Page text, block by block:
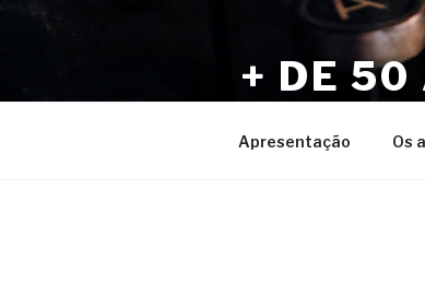
Pular
+ DE 50
Apresentação Os